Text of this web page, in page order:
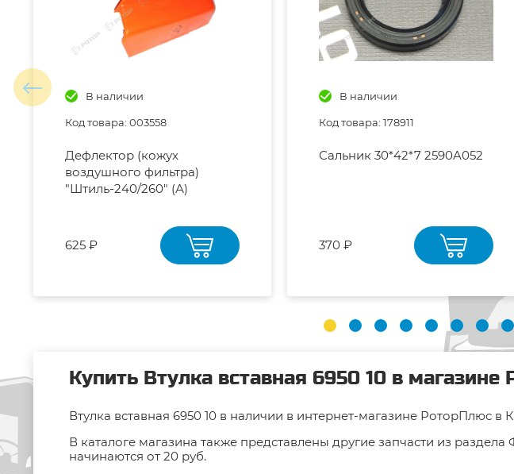
В наличии
Код товара: 003558
Дефлектор (кожух
воздушного фильтра)
"Штиль-240/260" (А)
625 ₽
В наличии
Код товара: 178911
Сальник 30*42*7 2590A052
370 ₽
Купить Втулка вставная 6950 10 в магазине
Втулка вставная 6950 10 в наличии в интернет-магазине РоторПлюс
В каталоге магазина также представлены другие запчасти из
начинаются от 20 руб.